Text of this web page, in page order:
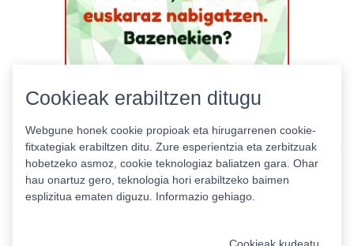
Estatistikak
Cookieak erabiltzen ditugu
Webgune honek cookie propioak eta hirugarrenen cookie-
fitxategiak erabiltzen ditu. Zure esperientzia eta zerbitzuak
hobetzeko asmoz, cookie teknologiaz baliatzen gara. Ohar
hau onartuz gero, teknologia hori erabiltzeko baimen
esplizitua ematen diguzu. Informazio gehiago.